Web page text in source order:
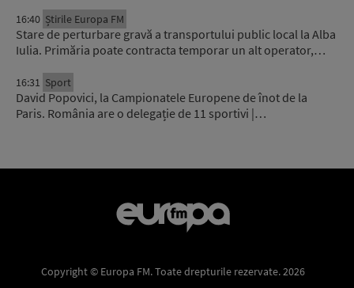
16:40 Știrile Europa FM
Stare de perturbare gravă a transportului public local la Alba
Iulia. Primăria poate contracta temporar un alt operator,…
16:31 Sport
David Popovici, la Campionatele Europene de înot de la
Paris. România are o delegație de 11 sportivi |…
Copyright © Europa FM. Toate drepturile rezervate. 2026